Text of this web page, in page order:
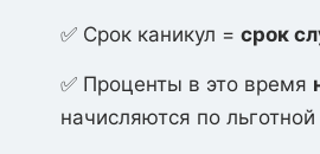
✅ Срок каникул = срок
✅ Проценты в это время
начисляются по